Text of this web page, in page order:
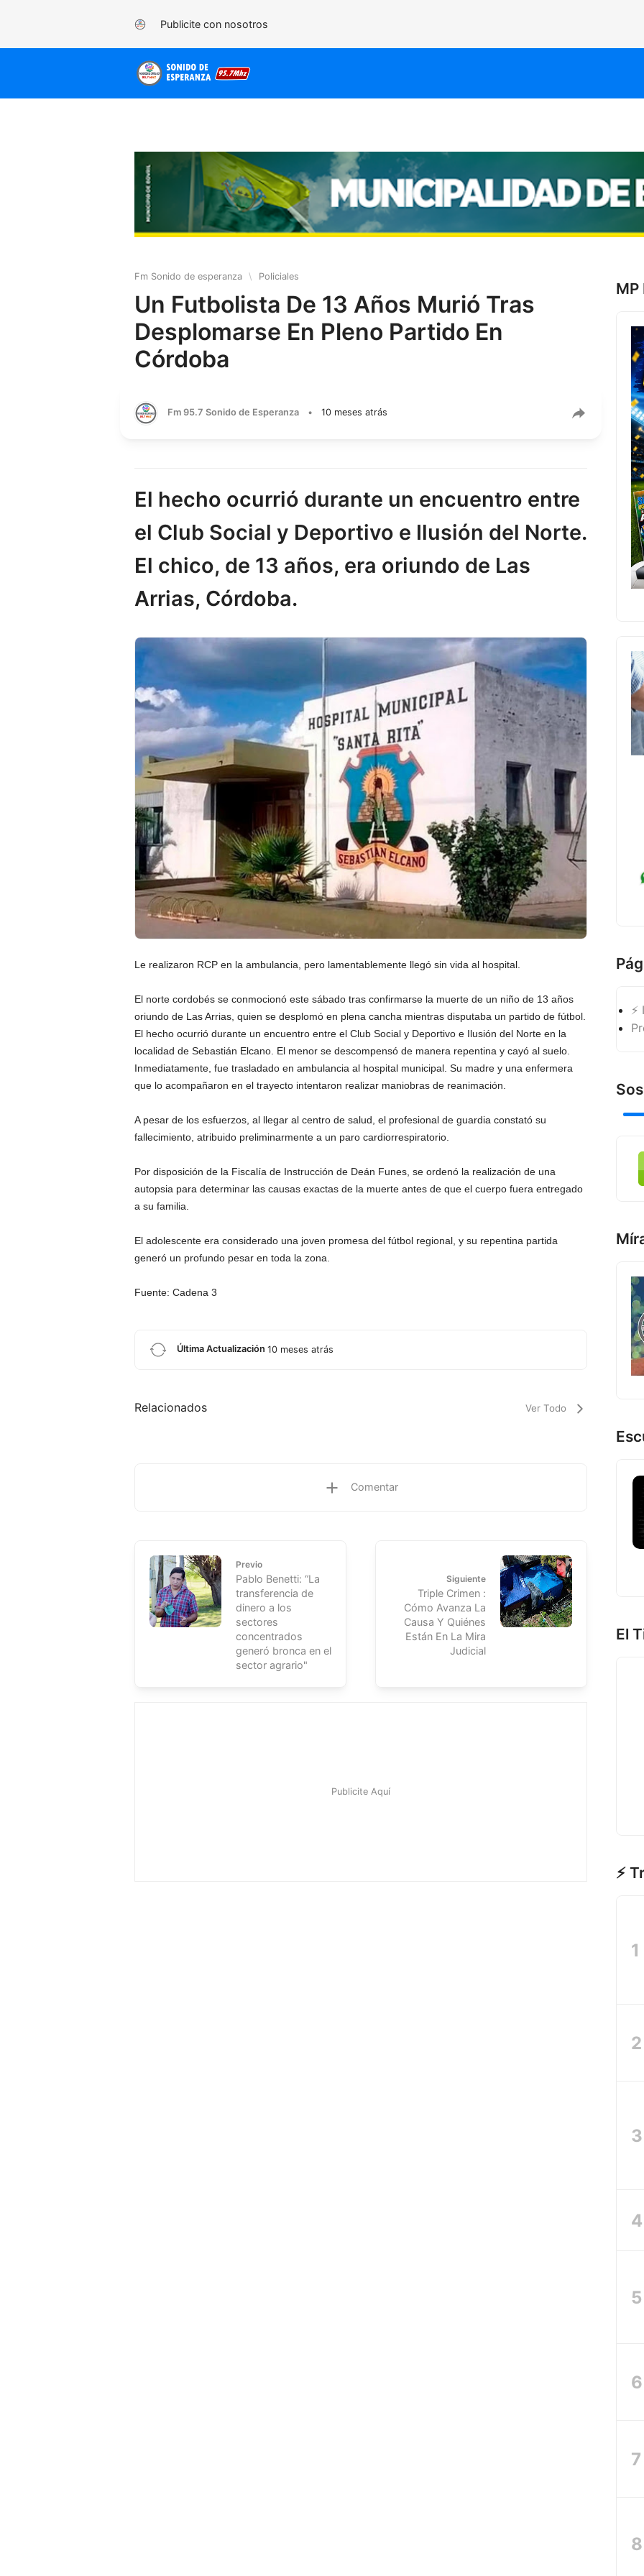
Publicite con nosotros
Fm Sonido de esperanza \ Policiales
Un Futbolista De 13 Años Murió Tras
Desplomarse En Pleno Partido En
Córdoba
Fm 95.7 Sonido de Esperanza • 10 meses atrás
El hecho ocurrió durante un encuentro entre
el Club Social y Deportivo e Ilusión del Norte.
El chico, de 13 años, era oriundo de Las
Arrias, Córdoba.
Le realizaron RCP en la ambulancia, pero lamentablemente llegó sin vida al hospital.
El norte cordobés se conmocionó este sábado tras confirmarse la muerte de un niño de 13 años
oriundo de Las Arrias, quien se desplomó en plena cancha mientras disputaba un partido de fútbol.
El hecho ocurrió durante un encuentro entre el Club Social y Deportivo e Ilusión del Norte en la
localidad de Sebastián Elcano. El menor se descompensó de manera repentina y cayó al suelo.
Inmediatamente, fue trasladado en ambulancia al hospital municipal. Su madre y una enfermera
que lo acompañaron en el trayecto intentaron realizar maniobras de reanimación.
A pesar de los esfuerzos, al llegar al centro de salud, el profesional de guardia constató su
fallecimiento, atribuido preliminarmente a un paro cardiorrespiratorio.
Por disposición de la Fiscalía de Instrucción de Deán Funes, se ordenó la realización de una
autopsia para determinar las causas exactas de la muerte antes de que el cuerpo fuera entregado
a su familia.
El adolescente era considerado una joven promesa del fútbol regional, y su repentina partida
generó un profundo pesar en toda la zona.
Fuente: Cadena 3
Última Actualización 10 meses atrás
Relacionados Ver Todo
Comentar
Previo
Pablo Benetti: “La
transferencia de
dinero a los
sectores
concentrados
generó bronca en el
sector agrario"
Siguiente
Triple Crimen :
Cómo Avanza La
Causa Y Quiénes
Están En La Mira
Judicial
MP
El
⚡